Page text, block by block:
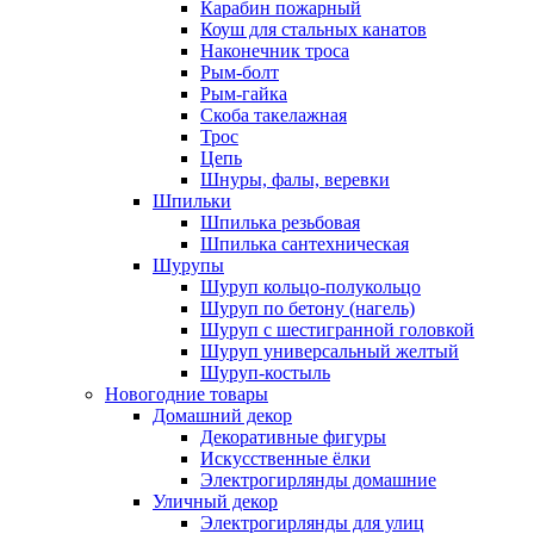
Карабин пожарный
Коуш для стальных канатов
Наконечник троса
Рым-болт
Рым-гайка
Скоба такелажная
Трос
Цепь
Шнуры, фалы, веревки
Шпильки
Шпилька резьбовая
Шпилька сантехническая
Шурупы
Шуруп кольцо-полукольцо
Шуруп по бетону (нагель)
Шуруп с шестигранной головкой
Шуруп универсальный желтый
Шуруп-костыль
Новогодние товары
Домашний декор
Декоративные фигуры
Искусственные ёлки
Электрогирлянды домашние
Уличный декор
Электрогирлянды для улиц